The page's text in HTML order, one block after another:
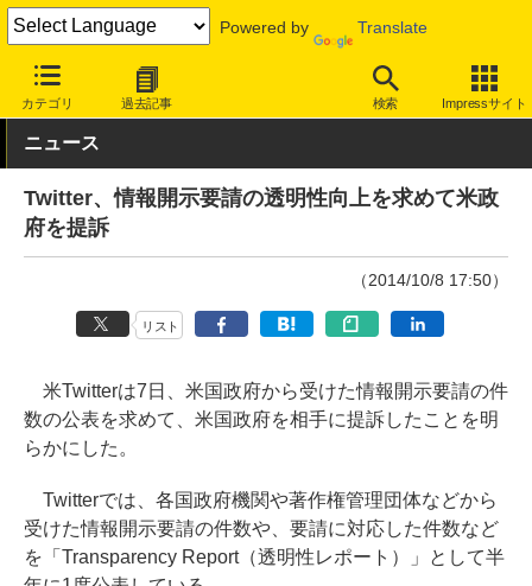
Powered by Translate
カテゴリ 過去記事 検索 Impressサイト
INTERNET Watch サービス/ソフト サービス
ニュース
Twitter、情報開示要請の透明性向上を求めて米政
府を提訴
（2014/10/8 17:50）
リスト
米Twitterは7日、米国政府から受けた情報開示要請の件
数の公表を求めて、米国政府を相手に提訴したことを明
らかにした。
Twitterでは、各国政府機関や著作権管理団体などから
受けた情報開示要請の件数や、要請に対応した件数など
を「Transparency Report（透明性レポート）」として半